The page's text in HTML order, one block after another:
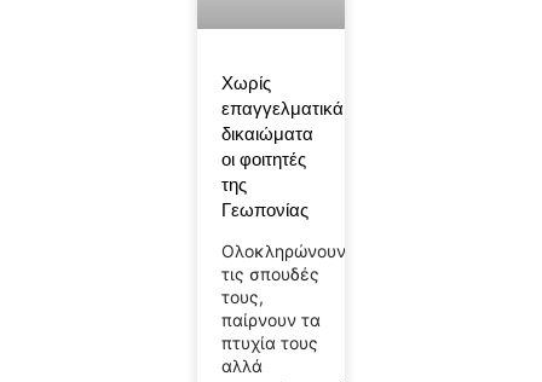
Χωρίς
επαγγελματικά
δικαιώματα
οι φοιτητές
της
Γεωπονίας
Ολοκληρώνουν
τις σπουδές
τους,
παίρνουν τα
πτυχία τους
αλλά